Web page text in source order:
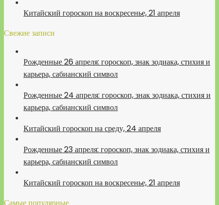
Китайский гороскоп на воскресенье, 21 апреля
Свежие записи
Рожденные 26 апреля: гороскоп, знак зодиака, стихия и
карьера, сабианский символ
Рожденные 24 апреля: гороскоп, знак зодиака, стихия и
карьера, сабианский символ
Китайский гороскоп на среду, 24 апреля
Рожденные 23 апреля: гороскоп, знак зодиака, стихия и
карьера, сабианский символ
Китайский гороскоп на воскресенье, 21 апреля